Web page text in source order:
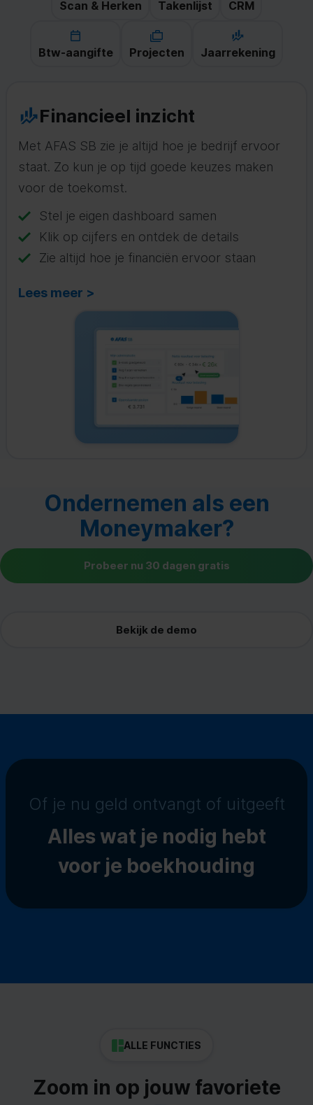
Scan & Herken Takenlijst CRM
Btw-aangifte Projecten Jaarrekening
Financieel inzicht
Met AFAS SB zie je altijd hoe je bedrijf ervoor
staat. Zo kun je op tijd goede keuzes maken
voor de toekomst.
Stel je eigen dashboard samen
Klik op cijfers en ontdek de details
Zie altijd hoe je financiën ervoor staan
Lees meer >
Ondernemen als een
Moneymaker?
Probeer nu 30 dagen gratis
Bekijk de demo
Of je nu geld ontvangt of uitgeeft
Alles wat je nodig hebt
voor je boekhouding
ALLE FUNCTIES
Zoom in op jouw favoriete